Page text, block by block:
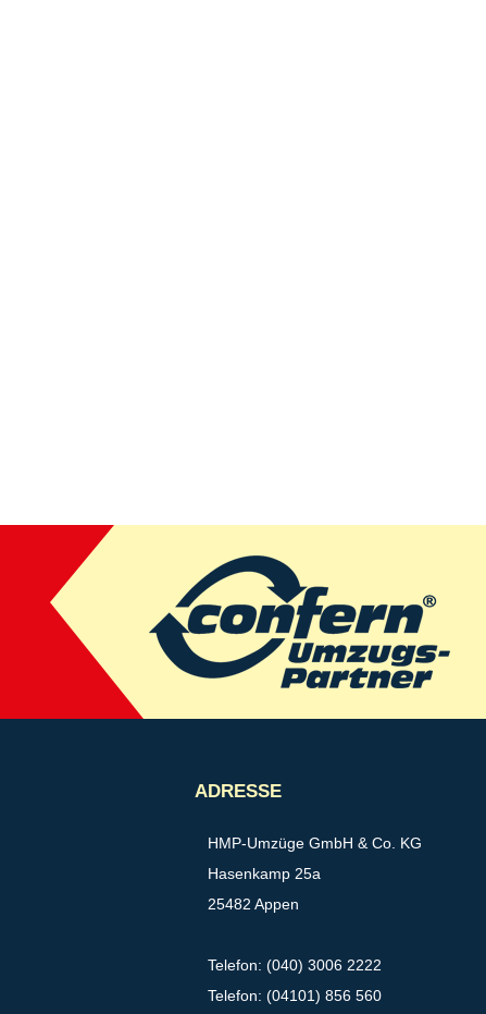
ADRESSE
HMP-Umzüge GmbH & Co. KG
Hasenkamp 25a
25482 Appen
Telefon: (040) 3006 2222
Telefon: (04101) 856 560